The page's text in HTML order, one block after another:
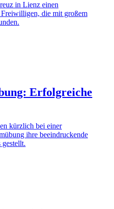
in Lienz einen
Freiwilligen, die mit großem
Erfolgreiche
kürzlich bei einer
ihre beeindruckende